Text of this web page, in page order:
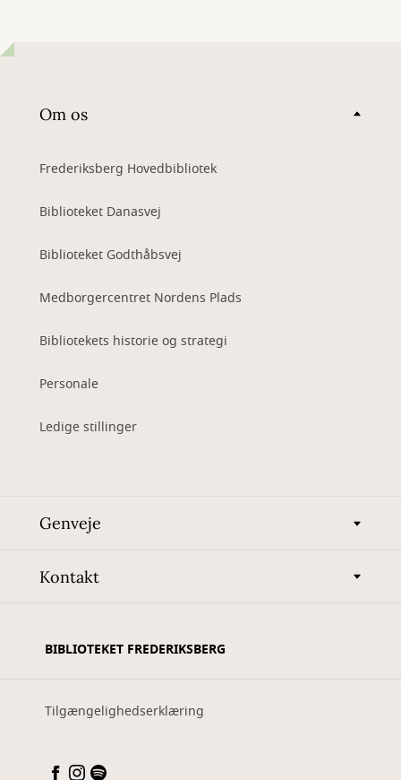
Om os
Frederiksberg Hovedbibliotek
Biblioteket Danasvej
Biblioteket Godthåbsvej
Medborgercentret Nordens Plads
Bibliotekets historie og strategi
Personale
Ledige stillinger
Genveje
Kontakt
BIBLIOTEKET FREDERIKSBERG
Tilgængelighedserklæring